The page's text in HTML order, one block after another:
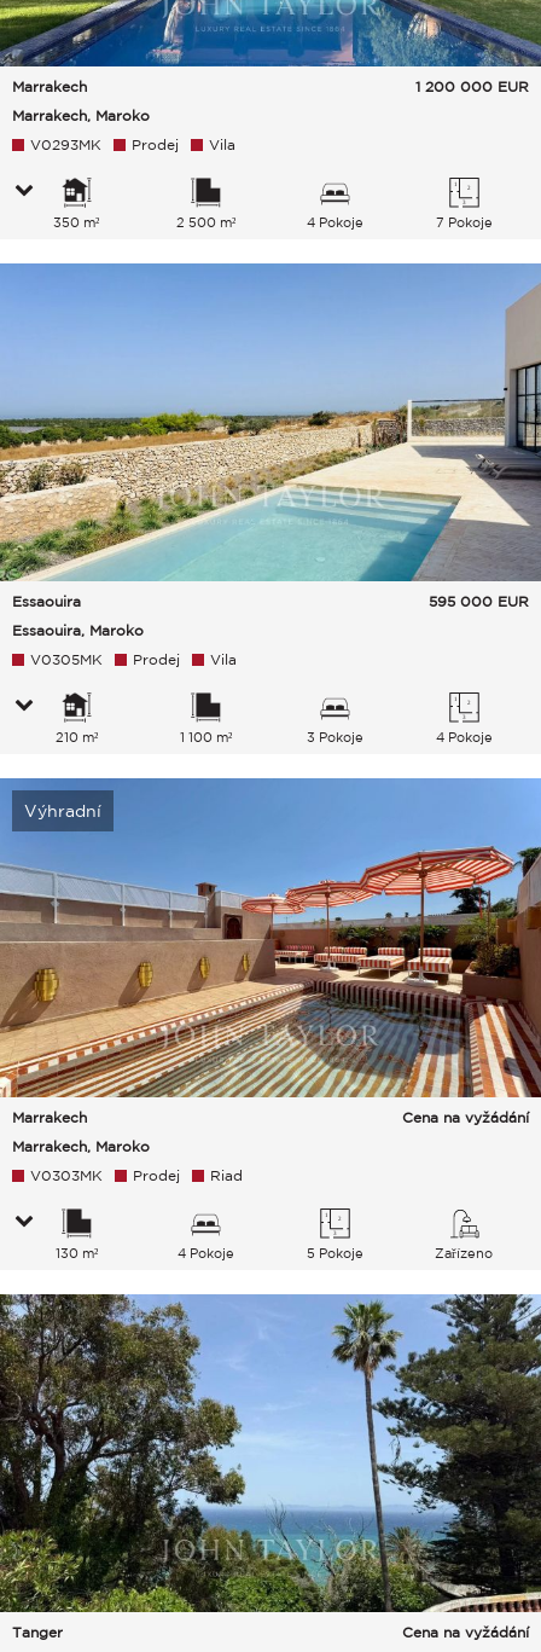
Marrakech
Marrakech, Maroko
1 200 000 EUR
V0293MK Prodej Vila
350 m² 2 500 m² 4 Pokoje 7 Pokoje
Essaouira
Essaouira, Maroko
595 000 EUR
V0305MK Prodej Vila
210 m² 1 100 m² 3 Pokoje 4 Pokoje
Výhradní
Marrakech
Marrakech, Maroko
Cena na vyžádání
V0303MK Prodej Riad
130 m² 4 Pokoje 5 Pokoje Zařízeno
Tanger
Cena na vyžádání